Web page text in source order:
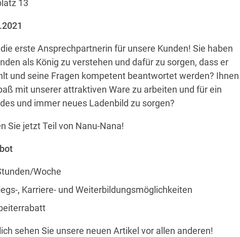
13
erste Ansprechpartnerin für unsere Kunden! Sie haben
als König zu verstehen und dafür zu sorgen, dass er
und seine Fragen kompetent beantwortet werden? Ihnen
mit unserer attraktiven Ware zu arbeiten und für ein
und immer neues Ladenbild zu sorgen?
Sie jetzt Teil von Nanu-Nana!
Woche
, Karriere- und Weiterbildungsmöglichkeiten
sehen Sie unsere neuen Artikel vor allen anderen!